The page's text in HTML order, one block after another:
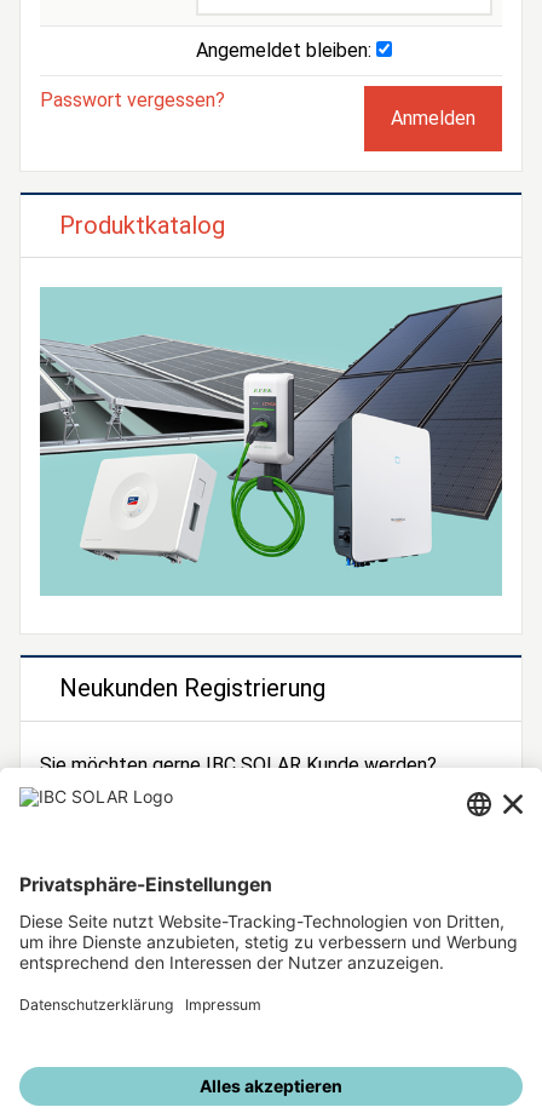
Angemeldet bleiben:
Passwort vergessen?
Produktkatalog
Neukunden Registrierung
Sie möchten gerne IBC SOLAR Kunde werden?
Dann registrieren Sie sich jetzt!
Unsere weiteren Angebote
IBC SOLAR Webseite